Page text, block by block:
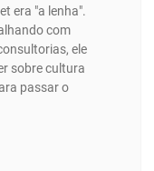
era "a lenha".
com
ele
sobre cultura
passar o